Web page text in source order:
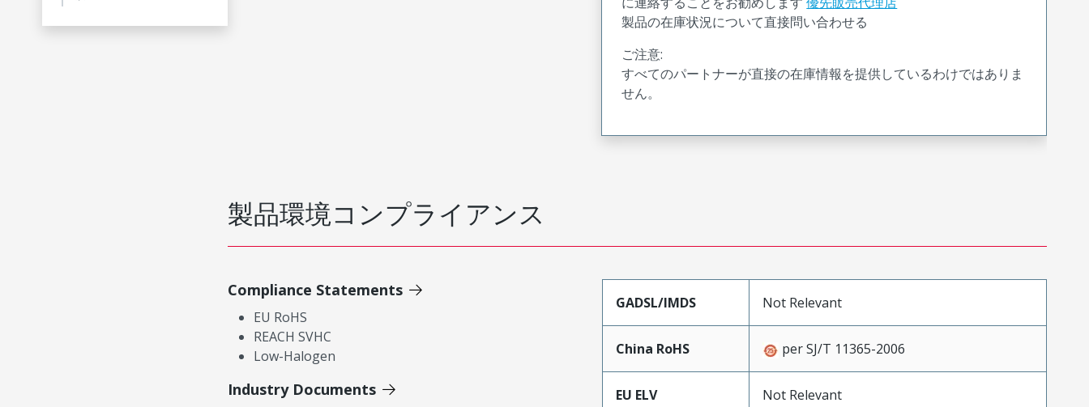
製品の在庫状況について直接問い合わせる
ご注意:
すべてのパートナーが直接の在庫情報を提供しているわけではありま
せん。
製品環境コンプライアンス
Compliance Statements
EU RoHS
REACH SVHC
Low-Halogen
Industry Documents
GADSL/IMDS Not Relevant
China RoHS per SJ/T 11365-2006
EU ELV Not Relevant